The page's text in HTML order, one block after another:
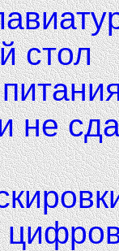
стол
не